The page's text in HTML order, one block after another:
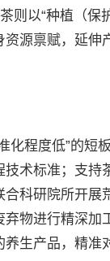
则以“种植（
源禀赋，延
化程度低”的短
术标准；支
科研院所开
物进行精深加
生产品，精准